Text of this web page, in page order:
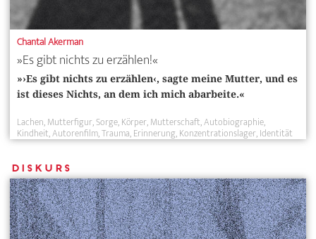
Chantal Akerman
»Es gibt nichts zu erzählen!«
»›Es gibt nichts zu erzählen‹, sagte meine Mutter, und es
ist dieses Nichts, an dem ich mich abarbeite.«
Lachen Mutterfigur Sorge Körper Mutterschaft Autobiographie
Kindheit Autorenfilm Trauma Erinnerung Konzentrationslager Identität
Diskurs